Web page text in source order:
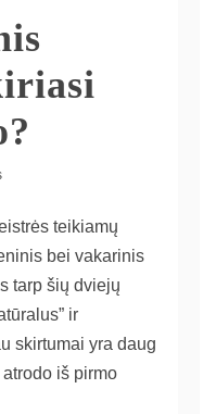
teikiamų
bei vakarinis
tarp šių dviejų
ir
skirtumai yra daug
iš pirmo